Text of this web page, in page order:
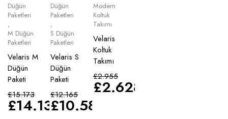
Düğün
Paketleri
,
M Düğün
Paketleri
Velaris M
Düğün
Paketi
£15.173
£14.135
Düğün
Paketleri
,
S Düğün
Paketleri
Velaris S
Düğün
Paketi
£12.165
£10.583
Modern
Koltuk
Takımı
Velaris
Koltuk
Takımı
£2.955
£2.628